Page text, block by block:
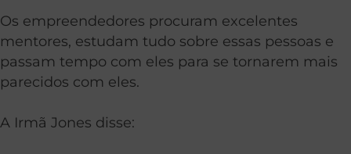
Os empreendedores procuram excelentes
mentores, estudam tudo sobre essas pessoas e
passam tempo com eles para se tornarem mais
parecidos com eles.
A Irmã Jones disse: